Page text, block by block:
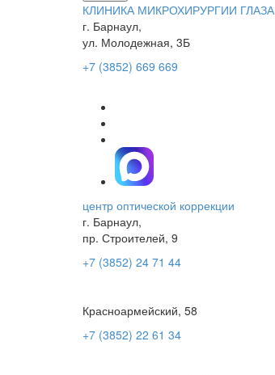
КЛИНИКА МИКРОХИРУРГИИ ГЛАЗА
г. Барнаул,
ул. Молодежная, 3Б
+7 (3852) 669 669
центр оптической коррекции
г. Барнаул,
пр. Строителей, 9
+7 (3852) 24 71 44
Красноармейский, 58
+7 (3852) 22 61 34